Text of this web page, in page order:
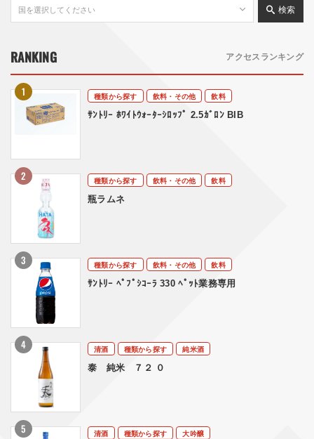
検索
RANKING アクセスランキング
種類から探す 飲料・その他
飲料
ｻﾝﾄﾘｰ ﾎﾜｲﾄｳｫｰﾀｰｼﾛｯﾌﾟ 2.5ｶﾞﾛﾝ BIB
種類から探す 飲料・その他
飲料
瓶ラムネ
種類から探す 飲料・その他
飲料
ｻﾝﾄﾘｰ ﾍﾟﾌﾟｼｺｰﾗ 330 ﾍﾟｯﾄ業務専用
清酒 種類から探す
純米酒
泰 純米 ７２ ０
清酒 種類から探す
大吟醸